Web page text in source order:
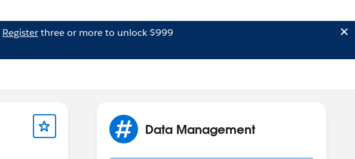
Registerthree or more to unlock $999
Data Management